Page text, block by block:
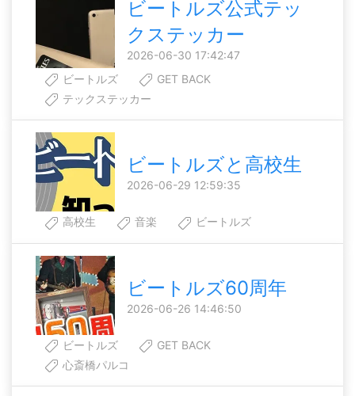
ビートルズ公式テッ
クステッカー
2026-06-30 17:42:47
ビートルズ
GET BACK
テックステッカー
ビートルズと高校生
2026-06-29 12:59:35
高校生 音楽 ビートルズ
ビートルズ60周年
2026-06-26 14:46:50
ビートルズ
GET BACK
心斎橋パルコ